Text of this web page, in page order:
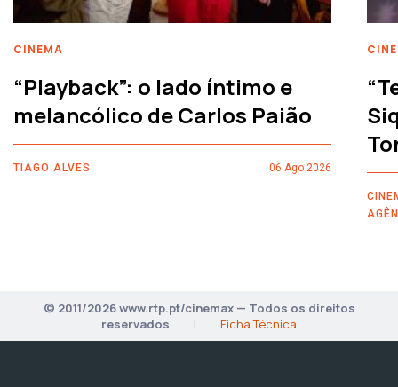
CINEMA
“Playback”: o lado íntimo e
melancólico de Carlos Paião
TIAGO ALVES 06 Ago 2026
© 2011/2026 www.rtp.pt/cinemax — Todos os direitos
reservados
| Ficha Técnica